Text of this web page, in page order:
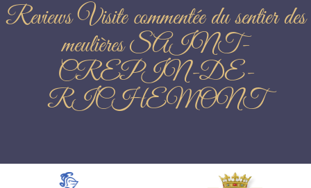
Reviews Visite commentée du sentier des
meulières SAINT-
CREPIN-DE-
RICHEMONT